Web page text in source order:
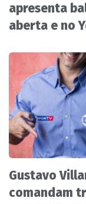
apresenta
aberta e no
Gustavo
comandam